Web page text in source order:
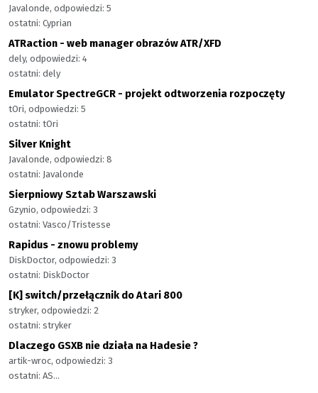
Javalonde, odpowiedzi: 5
ostatni: Cyprian
ATRaction - web manager obrazów ATR/XFD
dely, odpowiedzi: 4
ostatni: dely
Emulator SpectreGCR - projekt odtworzenia rozpoczęty
tOri, odpowiedzi: 5
ostatni: tOri
Silver Knight
Javalonde, odpowiedzi: 8
ostatni: Javalonde
Sierpniowy Sztab Warszawski
Gzynio, odpowiedzi: 3
ostatni: Vasco/Tristesse
Rapidus - znowu problemy
DiskDoctor, odpowiedzi: 3
ostatni: DiskDoctor
[K] switch/przełącznik do Atari 800
stryker, odpowiedzi: 2
ostatni: stryker
Dlaczego GSXB nie działa na Hadesie ?
artik-wroc, odpowiedzi: 3
ostatni: AS...